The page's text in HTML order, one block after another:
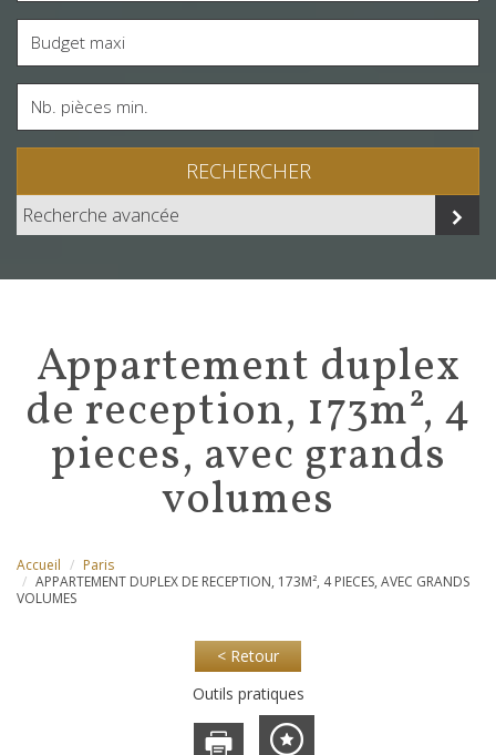
RECHERCHER
Recherche avancée
appartement duplex
de reception, 173m², 4
pieces, avec grands
volumes
Accueil
Paris
APPARTEMENT DUPLEX DE RECEPTION, 173M², 4 PIECES, AVEC GRANDS
VOLUMES
< Retour
Outils pratiques